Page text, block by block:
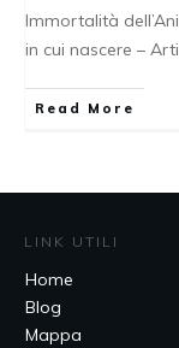
Immortalità
in cui nascere –
Read More
LINK UTILI
Home
Blog
Mappa